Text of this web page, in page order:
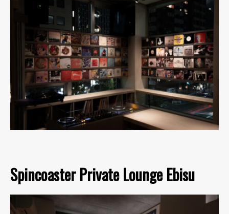
Spincoaster Private Lounge Ebisu